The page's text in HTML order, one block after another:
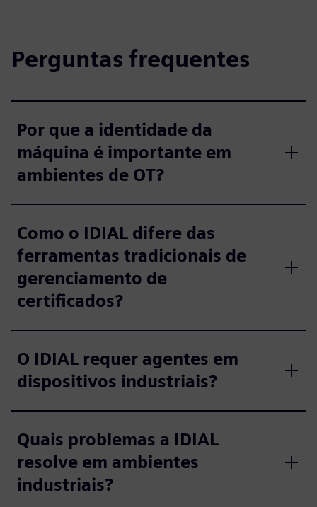
Perguntas frequentes
Por que a identidade da
máquina é importante em
ambientes de OT?
Como o IDIAL difere das
ferramentas tradicionais de
gerenciamento de
certificados?
O IDIAL requer agentes em
dispositivos industriais?
Quais problemas a IDIAL
resolve em ambientes
industriais?